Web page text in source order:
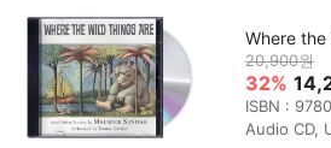
Where
20,900원
32%
ISBN :
Audio CD,